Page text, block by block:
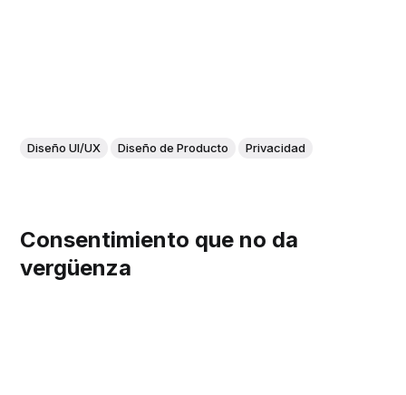
Diseño UI/UX Diseño de Producto Privacidad
Consentimiento que no da
vergüenza